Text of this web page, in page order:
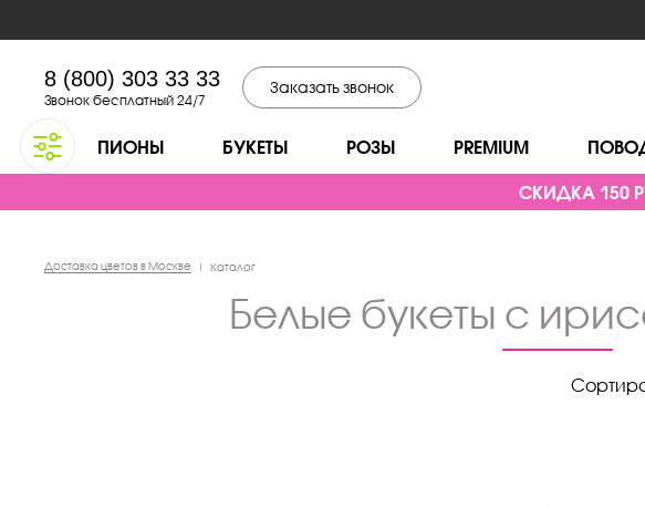
8 (800) 303 33 33
Звонок бесплатный 24/7
Заказать звонок
ПИОНЫ БУКЕТЫ РОЗЫ PREMIUM
СКИДКА 150
Доставка цветов в Москве | Каталог
белые букеты с